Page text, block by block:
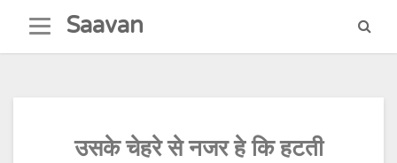
content
Saavan
उसके चेहरे से नजर हे कि हटती